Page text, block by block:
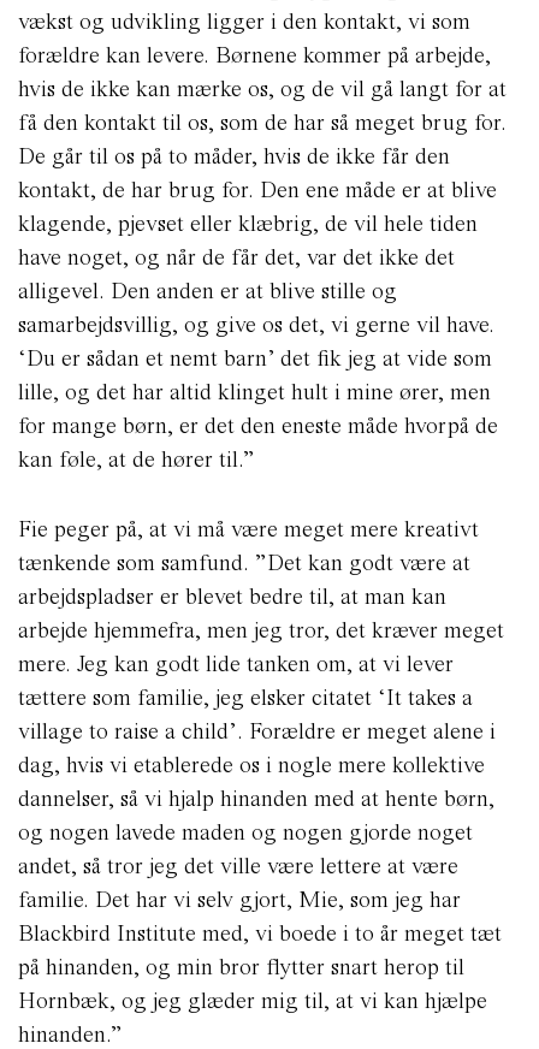
vækst og udvikling ligger i den kontakt, vi som
forældre kan levere. Børnene kommer på arbejde,
hvis de ikke kan mærke os, og de vil gå langt for at
få den kontakt til os, som de har så meget brug for.
De går til os på to måder, hvis de ikke får den
kontakt, de har brug for. Den ene måde er at blive
klagende, pjevset eller klæbrig, de vil hele tiden
have noget, og når de får det, var det ikke det
alligevel. Den anden er at blive stille og
samarbejdsvillig, og give os det, vi gerne vil have.
‘Du er sådan et nemt barn’ det fik jeg at vide som
lille, og det har altid klinget hult i mine ører, men
for mange børn, er det den eneste måde hvorpå de
kan føle, at de hører til.”
Fie peger på, at vi må være meget mere kreativt
tænkende som samfund. ”Det kan godt være at
arbejdspladser er blevet bedre til, at man kan
arbejde hjemmefra, men jeg tror, det kræver meget
mere. Jeg kan godt lide tanken om, at vi lever
tættere som familie, jeg elsker citatet ‘It takes a
village to raise a child’. Forældre er meget alene i
dag, hvis vi etablerede os i nogle mere kollektive
dannelser, så vi hjalp hinanden med at hente børn,
og nogen lavede maden og nogen gjorde noget
andet, så tror jeg det ville være lettere at være
familie. Det har vi selv gjort, Mie, som jeg har
Blackbird Institute med, vi boede i to år meget tæt
på hinanden, og min bror flytter snart herop til
Hornbæk, og jeg glæder mig til, at vi kan hjælpe
hinanden.”